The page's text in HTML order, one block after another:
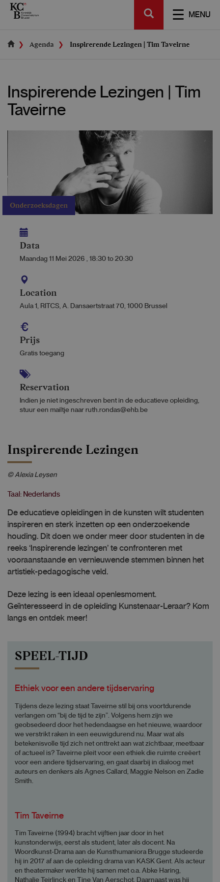
Skip
MENU
SEARCH
Agenda Inspirerende Lezingen | Tim Taveirne
Inspirerende Lezingen | Tim
Taveirne
Onderzoeksdagen
Data
Maandag 11 Mei 2026 , 18:30 to 20:30
Location
Aula 1, RITCS, A. Dansaertstraat 70, 1000 Brussel
Prijs
Gratis toegang
Reservation
Indien je niet ingeschreven bent in de educatieve opleiding,
stuur een mailtje naar ruth.rondas@ehb.be
Inspirerende Lezingen
© Alexia Leysen
Taal: Nederlands
De educatieve opleidingen in de kunsten wilt studenten
inspireren en sterk inzetten op een onderzoekende
houding. Dit doen we onder meer door studenten in de
reeks ‘Inspirerende lezingen’ te confronteren met
vooraanstaande en vernieuwende stemmen binnen het
artistiek-pedagogische veld.
Deze lezing is een ideaal openlesmoment.
Geïnteresseerd in de opleiding Kunstenaar-Leraar? Kom
langs en ontdek meer!
SPEEL-TIJD
Ethiek voor een andere tijdservaring
Tijdens deze lezing staat Taveirne stil bij ons voortdurende
verlangen om “bij de tijd te zijn”. Volgens hem zijn we
geobsedeerd door het hedendaagse en het nieuwe, waardoor
we verstrikt raken in een eeuwigdurend nu. Maar wat als
betekenisvolle tijd zich net onttrekt aan wat zichtbaar, meetbaar
of actueel is? Taveirne pleit voor een ethiek die ruimte creëert
voor een andere tijdservaring, en gaat daarbij in dialoog met
auteurs en denkers als Agnes Callard, Maggie Nelson en Zadie
Smith.
Tim Taveirne
Tim Taveirne (1994) bracht vijftien jaar door in het
kunstonderwijs, eerst als student, later als docent. Na
Woordkunst-Drama aan de Kunsthumaniora Brugge studeerde
hij in 2017 af aan de opleiding drama van KASK Gent. Als acteur
en theatermaker werkte hij samen met o.a. Abke Haring,
Nathalie Teirlinck en Tine Van Aerschot. Daarnaast was hij